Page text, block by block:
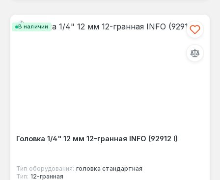
В наличии
Головка 1/4" 12 мм 12-гранная INFO (92912 I)
Тип оборудования: головка стандартная
Тип: 12-гранная